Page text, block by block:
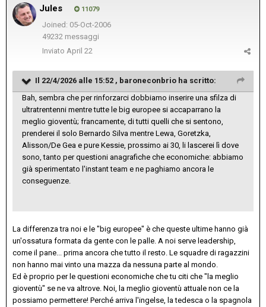
Jules 11079
Joined: 05-Oct-2006
49232 messaggi
Inviato April 22
Il 22/4/2026 alle 15:52 , baroneconbrio ha scritto:
Bah, sembra che per rinforzarci dobbiamo inserire una sfilza di
ultratrentenni mentre tutte le big europee si accaparrano la
meglio gioventù; francamente, di tutti quelli che si sentono,
prenderei il solo Bernardo Silva mentre Lewa, Goretzka,
Alisson/De Gea e pure Kessie, prossimo ai 30, li lascerei lì dove
sono, tanto per questioni anagrafiche che economiche: abbiamo
già sperimentato l'instant team e ne paghiamo ancora le
conseguenze.
La differenza tra noi e le "big europee" è che queste ultime hanno già
un'ossatura formata da gente con le palle. A noi serve leadership,
come il pane... prima ancora che tutto il resto. Le squadre di ragazzini
non hanno mai vinto una mazza da nessuna parte al mondo.
Ed è proprio per le questioni economiche che tu citi che "la meglio
gioventù" se ne va altrove. Noi, la meglio gioventù attuale non ce la
possiamo permettere! Perché arriva l'ingelse, la tedesca o la spagnola